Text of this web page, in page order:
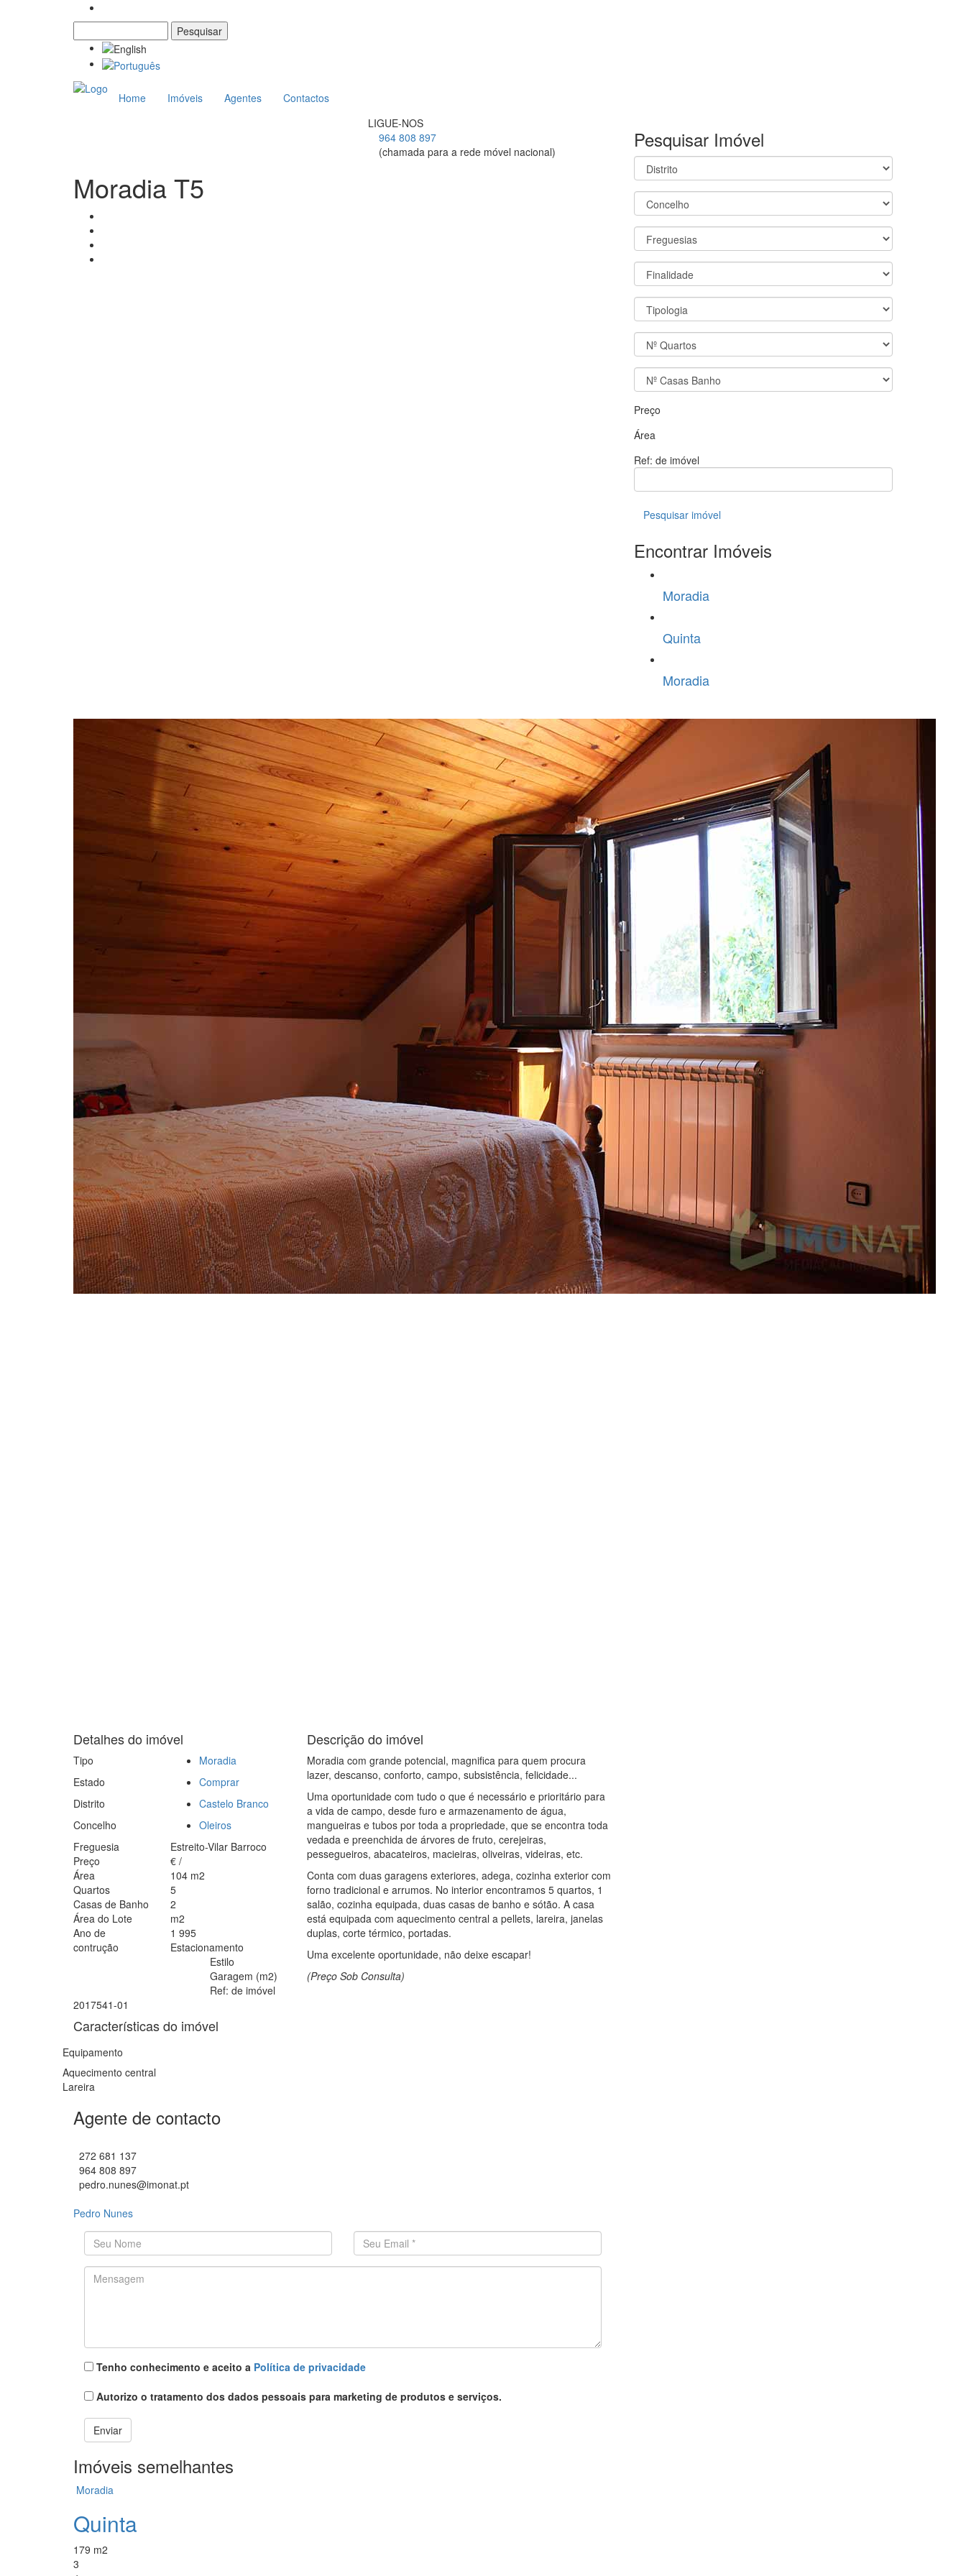
Formulário de pesquisa
Home Imóveis Agentes
Contactos
LIGUE-NOS
964 808 897
(chamada para a rede móvel nacional)
Moradia T5
Detalhes do imóvel
Tipo
Moradia
Estado
Comprar
Distrito
Castelo Branco
Concelho
Oleiros
Freguesia
Estreito-Vilar Barroco
Preço
€/
Área
104 m2
Quartos
5
Casas de Banho
2
Área do Lote
m2
Ano de
contrução
1 995
Estacionamento
Estilo
Garagem (m2)
Ref: de imóvel
2017541-01
Descrição do imóvel
Moradia com grande potencial, magnifica para quem procura
lazer, descanso, conforto, campo, subsistência, felicidade...
Uma oportunidade com tudo o que é necessário e prioritário para
a vida de campo, desde furo e armazenamento de água,
mangueiras e tubos por toda a propriedade, que se encontra toda
vedada e preenchida de árvores de fruto, cerejeiras,
pessegueiros, abacateiros, macieiras, oliveiras, videiras, etc.
Conta com duas garagens exteriores, adega, cozinha exterior com
forno tradicional e arrumos. No interior encontramos 5 quartos, 1
salão, cozinha equipada, duas casas de banho e sótão. A casa
está equipada com aquecimento central a pellets, lareira, janelas
duplas, corte térmico, portadas.
Uma excelente oportunidade, não deixe escapar!
(Preço Sob Consulta)
Características do imóvel
Equipamento
Aquecimento central
Lareira
Agente de contacto
272 681 137
964 808 897
pedro.nunes@imonat.pt
Pedro Nunes
O seu nome
Endereço de email
Mensagem
Política*
Tenho conhecimento e aceito a Política de privacidade
Proteção*
Autorizo o tratamento dos dados pessoais para marketing de produtos e serviços.
Enviar
Imóveis semelhantes
Moradia
Quinta
179 m2
3
Pesquisar Imóvel
Preço
Área
Ref: de imóvel
Pesquisar imóvel
Encontrar Imóveis
Moradia
Quinta
Moradia